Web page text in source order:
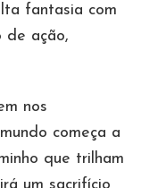
fantasia com
de ação,
nos
começa a
que trilham